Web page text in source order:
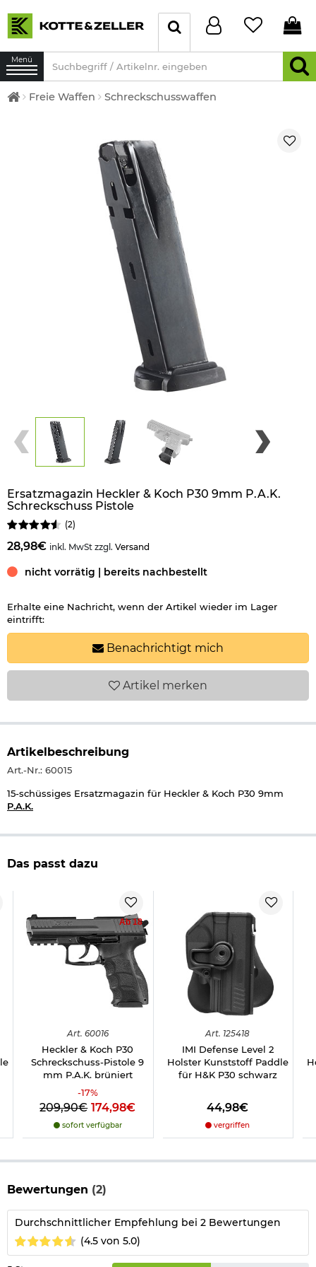
Menü
Freie Waffen Schreckschusswaffen
Ersatzmagazin Heckler & Koch P30 9mm P.A.K.
Schreckschuss Pistole
(2)
28,98€ inkl. MwSt zzgl. Versand
nicht vorrätig | bereits nachbestellt
Erhalte eine Nachricht, wenn der Artikel wieder im Lager
eintrifft:
Benachrichtigt mich
Artikel merken
Artikelbeschreibung
Art.-Nr.: 60015
15-schüssiges Ersatzmagazin für Heckler & Koch P30 9mm
P.A.K.
Das passt dazu
Ab 18
Art. 60016
Heckler & Koch P30
Schreckschuss-Pistole 9
mm P.A.K. brüniert
-17%
209,90€ 174,98€
sofort verfügbar
Art. 125418
IMI Defense Level 2
Holster Kunststoff Paddle
für H&K P30 schwarz
44,98€
vergriffen
Bewertungen (2)
Durchschnittlicher Empfehlung bei 2 Bewertungen
(4.5 von 5.0)